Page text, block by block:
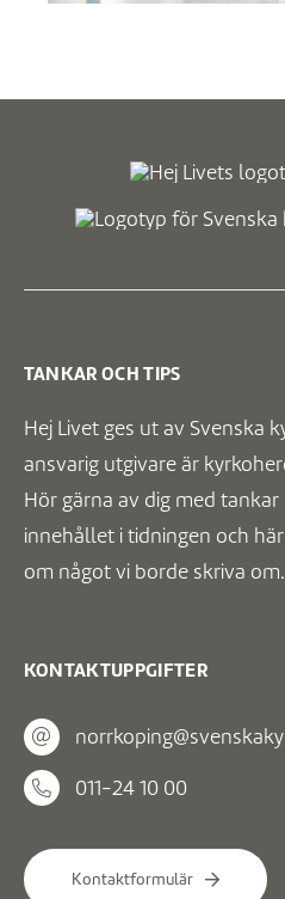
TANKAR OCH TIPS
Hej Livet ges ut av Svenska
ansvarig utgivare är
Hör gärna av dig med
innehållet i tidningen och
om något vi borde skriva om.
KONTAKTUPPGIFTER
011-24 10 00
Kontaktformulär